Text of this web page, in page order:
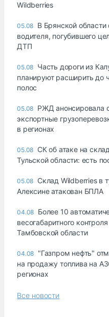
Wildberries
05.08 В Брянской области
водителя, погубившего
ДТП
05.08 Часть дороги из
планируют расширить до
полос
05.08 РЖД анонсировала
экспортные
в регионах
05.08 СК об атаке на
Тульской области: есть
05.08 Склад Wildberries в
Алексине атакован БПЛА
04.08 Более 10
весогабаритного
Тамбовской области
04.08 "Газпром нефть"
на продажу топлива на
регионах
Все новости